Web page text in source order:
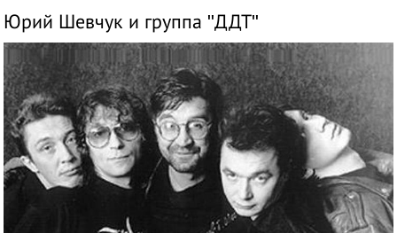
Юрий Шевчук и группа "ДДТ"